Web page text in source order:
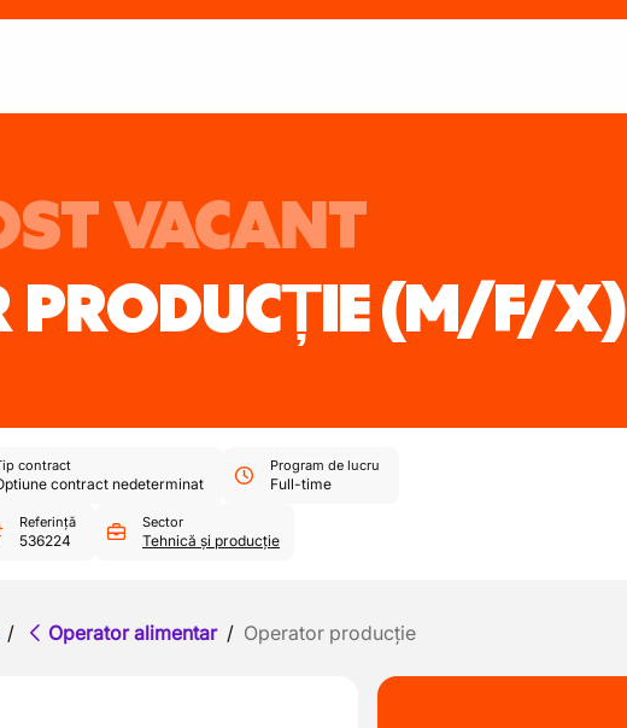
VACANT
(M/F/X)
contract
contract nedeterminat
Program de lucru
Full-time
Referință
536224
Sector
Tehnică și producție
/ Operator alimentar / Operator producție